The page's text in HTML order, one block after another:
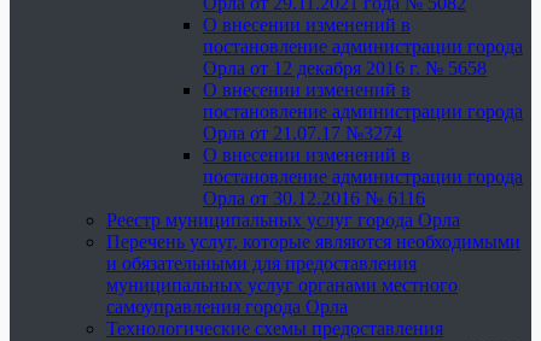
О внесении изменений в
постановление администрации города
Орла от 12 декабря 2016 г. № 5658
О внесении изменений в
постановление администрации города
Орла от 21.07.17 №3274
О внесении изменений в
постановление администрации города
Орла от 30.12.2016 № 6116
Реестр муниципальных услуг города Орла
Перечень услуг, которые являются необходимыми
и обязательными для предоставления
муниципальных услуг органами местного
самоуправления города Орла
Технологические схемы предоставления